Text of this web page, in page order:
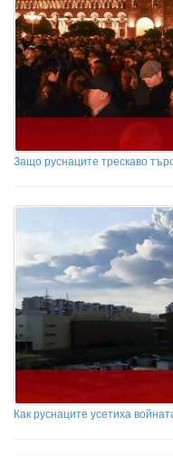
Защо руснаците трескаво
Как руснаците усетиха